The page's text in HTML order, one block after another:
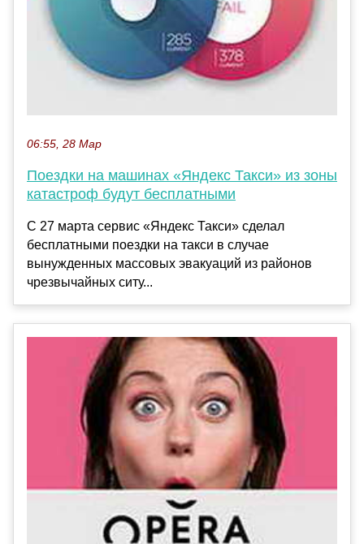
06:55, 28 Мар
Поездки на машинах «Яндекс Такси» из зоны
катастроф будут бесплатными
С 27 марта сервис «Яндекс Такси» сделал
бесплатными поездки на такси в случае
вынужденных массовых эвакуаций из районов
чрезвычайных ситу...